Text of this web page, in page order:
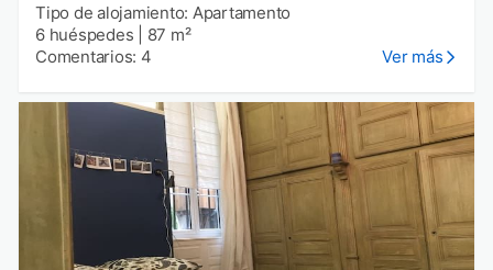
Tipo de alojamiento: Apartamento
6 huéspedes
87 m²
Comentarios: 4
Ver más